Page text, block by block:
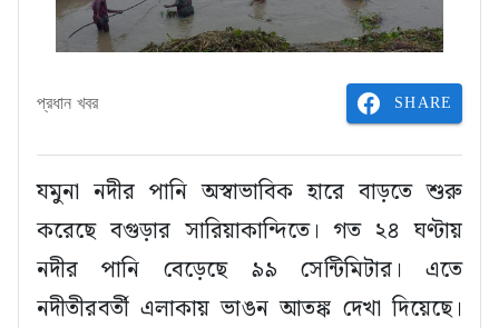
প্রধান খবর SHARE
যমুনা নদীর পানি অস্বাভাবিক হারে বাড়তে শুরু
করেছে বগুড়ার সারিয়াকান্দিতে। গত ২৪ ঘণ্টায়
নদীর পানি বেড়েছে ৯৯ সেন্টিমিটার। এতে
নদীতীরবর্তী এলাকায় ভাঙন আতঙ্ক দেখা দিয়েছে।